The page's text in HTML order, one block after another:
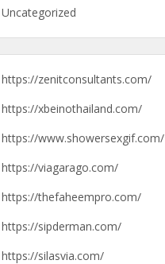
Uncategorized
https://zenitconsultants.com/
https://xbeinothailand.com/
https://www.showersexgif.com/
https://viagarago.com/
https://thefaheempro.com/
https://sipderman.com/
https://silasvia.com/